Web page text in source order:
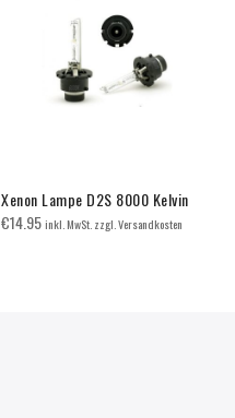
Xenon Lampe D2S 8000 Kelvin
€14.95inkl. MwSt. zzgl. Versandkosten